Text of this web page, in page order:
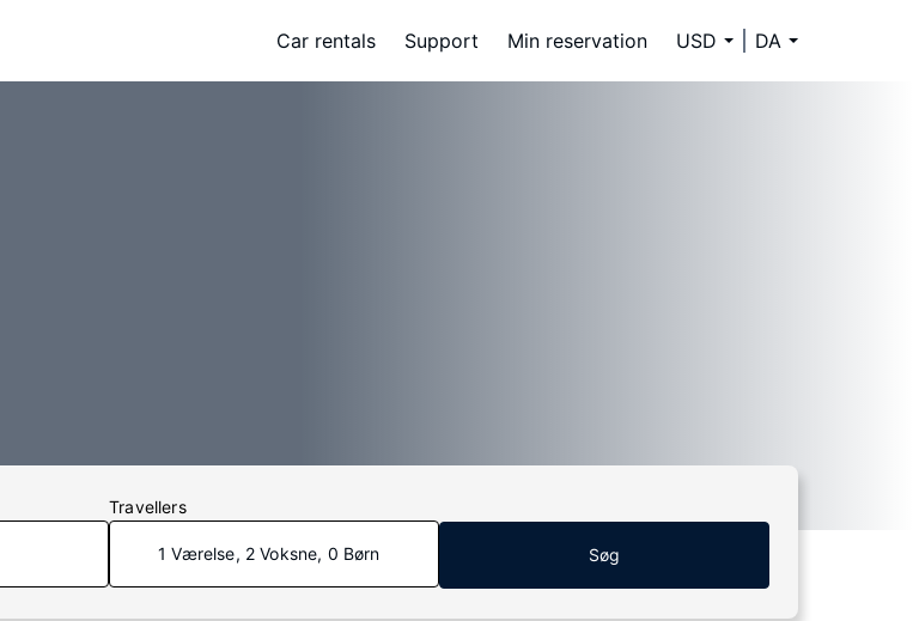
Car rentals Support Min reservation USD DA
Travellers
1 Værelse, 2 Voksne, 0 Børn Søg